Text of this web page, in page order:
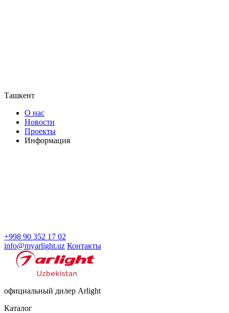
Ташкент
О нас
Новости
Проекты
Информация
+998 90 352 17 02
info@myarlight.uz Контакты
официальный дилер Arlight
Каталог